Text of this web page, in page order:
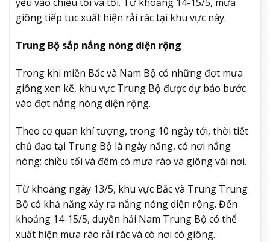
giông tiếp tục xuất hiện rải rác tại khu vực này.
Trung Bộ sắp nắng nóng diện rộng
Trong khi miền Bắc và Nam Bộ có những đợt mưa
giông xen kẽ, khu vực Trung Bộ được dự báo bước
vào đợt nắng nóng diện rộng.
Theo cơ quan khí tượng, trong 10 ngày tới, thời tiết
chủ đạo tại Trung Bộ là ngày nắng, có nơi nắng
nóng; chiều tối và đêm có mưa rào và giông vài nơi.
Từ khoảng ngày 13/5, khu vực Bắc và Trung Trung
Bộ có khả năng xảy ra nắng nóng diện rộng. Đến
khoảng 14-15/5, duyên hải Nam Trung Bộ có thể
xuất hiện mưa rào rải rác và có nơi có giông.